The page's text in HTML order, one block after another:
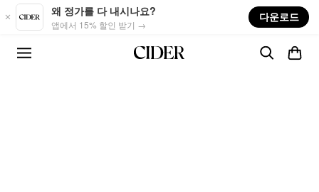
Skip to main content
왜 정가를 다 내시나요?
앱에서 15% 할인 받기 →
다운로드